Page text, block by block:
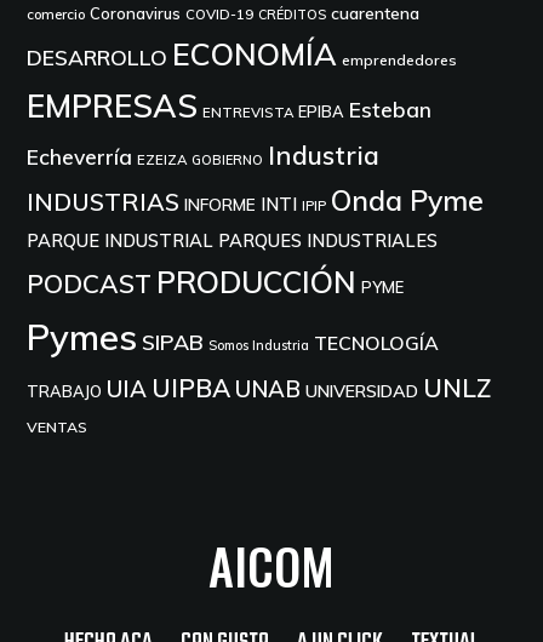
comercio Coronavirus COVID-19 CRÉDITOS cuarentena
DESARROLLO ECONOMÍA emprendedores
EMPRESAS ENTREVISTA EPIBA Esteban
Echeverría EZEIZA GOBIERNO Industria
INDUSTRIAS INFORME INTI IPIP Onda Pyme
PARQUE INDUSTRIAL PARQUES INDUSTRIALES
PODCAST PRODUCCIÓN PYME
Pymes SIPAB Somos Industria TECNOLOGÍA
TRABAJO UIA UIPBA UNAB UNIVERSIDAD UNLZ
VENTAS
AICOM